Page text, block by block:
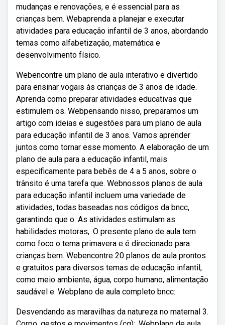
mudanças e renovações, e é essencial para as
crianças bem. Webaprenda a planejar e executar
atividades para educação infantil de 3 anos, abordando
temas como alfabetização, matemática e
desenvolvimento físico.
Webencontre um plano de aula interativo e divertido
para ensinar vogais às crianças de 3 anos de idade.
Aprenda como preparar atividades educativas que
estimulem os. Webpensando nisso, preparamos um
artigo com ideias e sugestões para um plano de aula
para educação infantil de 3 anos. Vamos aprender
juntos como tornar esse momento. A elaboração de um
plano de aula para a educação infantil, mais
especificamente para bebês de 4 a 5 anos, sobre o
trânsito é uma tarefa que. Webnossos planos de aula
para educação infantil incluem uma variedade de
atividades, todas baseadas nos códigos da bncc,
garantindo que o. As atividades estimulam as
habilidades motoras,. O presente plano de aula tem
como foco o tema primavera e é direcionado para
crianças bem. Webencontre 20 planos de aula prontos
e gratuitos para diversos temas de educação infantil,
como meio ambiente, água, corpo humano, alimentação
saudável e. Webplano de aula completo bncc:
Desvendando as maravilhas da natureza no maternal 3.